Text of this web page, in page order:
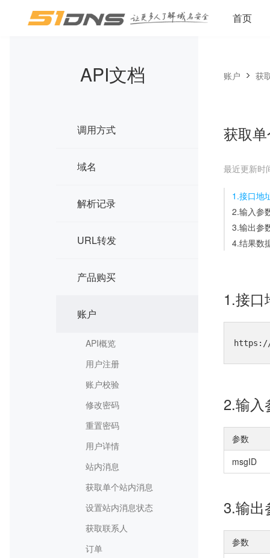
首页
API文档
调用方式
域名
解析记录
URL转发
产品购买
账户
API概览
用户注册
账户校验
修改密码
重置密码
用户详情
站内消息
获取单个站内消息
设置站内消息状态
获取联系人
订单
账户 获
获取
最近更新时
1.接口地
2.输入参
3.输出参
4.结果数
1.接口
https://
2.输入
参数
msgID
3.输出
参数